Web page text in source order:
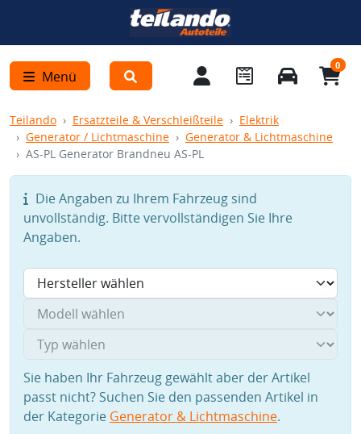
Menü
0
Teilando Ersatzteile & Verschleißteile
Elektrik
Generator / Lichtmaschine
Generator & Lichtmaschine
AS-PL Generator Brandneu AS-PL
Die Angaben zu Ihrem Fahrzeug sind
unvollständig. Bitte vervollständigen Sie Ihre
Angaben.
Sie haben Ihr Fahrzeug gewählt aber der Artikel
passt nicht? Suchen Sie den passenden Artikel in
der Kategorie Generator & Lichtmaschine.